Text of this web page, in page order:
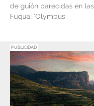
de guión parecidas en
Fuqua: ‘Olympus
PUBLICIDAD